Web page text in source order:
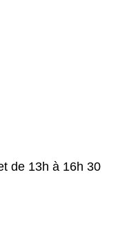
de 13h à 16h 30